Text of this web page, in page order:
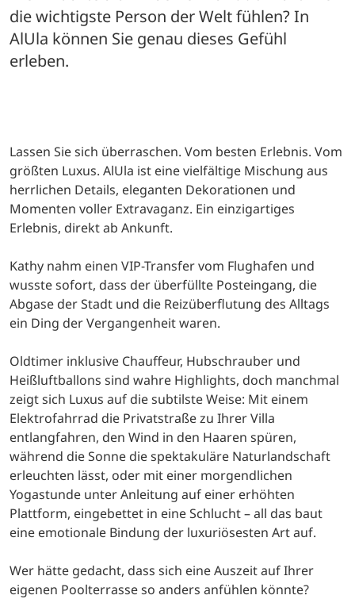
die wichtigste Person der Welt fühlen? In
AlUla können Sie genau dieses Gefühl
erleben.
Lassen Sie sich überraschen. Vom besten Erlebnis. Vom
größten Luxus. AlUla ist eine vielfältige Mischung aus
herrlichen Details, eleganten Dekorationen und
Momenten voller Extravaganz. Ein einzigartiges
Erlebnis, direkt ab Ankunft.
Kathy nahm einen VIP-Transfer vom Flughafen und
wusste sofort, dass der überfüllte Posteingang, die
Abgase der Stadt und die Reizüberflutung des Alltags
ein Ding der Vergangenheit waren.
Oldtimer inklusive Chauffeur, Hubschrauber und
Heißluftballons sind wahre Highlights, doch manchmal
zeigt sich Luxus auf die subtilste Weise: Mit einem
Elektrofahrrad die Privatstraße zu Ihrer Villa
entlangfahren, den Wind in den Haaren spüren,
während die Sonne die spektakuläre Naturlandschaft
erleuchten lässt, oder mit einer morgendlichen
Yogastunde unter Anleitung auf einer erhöhten
Plattform, eingebettet in eine Schlucht – all das baut
eine emotionale Bindung der luxuriösesten Art auf.
Wer hätte gedacht, dass sich eine Auszeit auf Ihrer
eigenen Poolterrasse so anders anfühlen könnte?